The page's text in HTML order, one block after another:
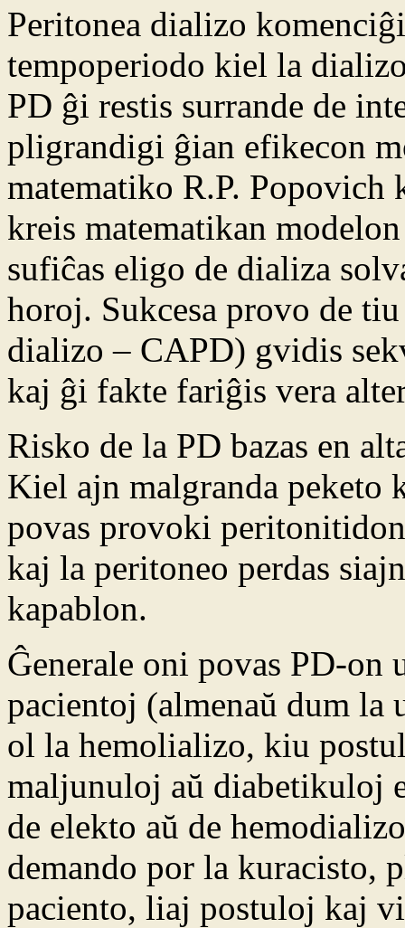
Peritonea dializo
tempoperiodo kiel la
PD ĝi restis surrande de
pligrandigi ĝian efikecon
matematiko R.P.
kreis matematikan
sufiĉas eligo de dializa
horoj. Sukcesa provo de
dializo – CAPD) gvidis
kaj ĝi fakte fariĝis vera
Risko de la PD bazas en
Kiel ajn malgranda peketo
povas provoki
kaj la peritoneo perdas
kapablon.
Ĝenerale oni povas PD-on
pacientoj (almenaŭ dum la
ol la hemolializo, kiu
maljunuloj aŭ diabetikuloj
de elekto aŭ de
demando por la kuracisto,
paciento, liaj postuloj kaj